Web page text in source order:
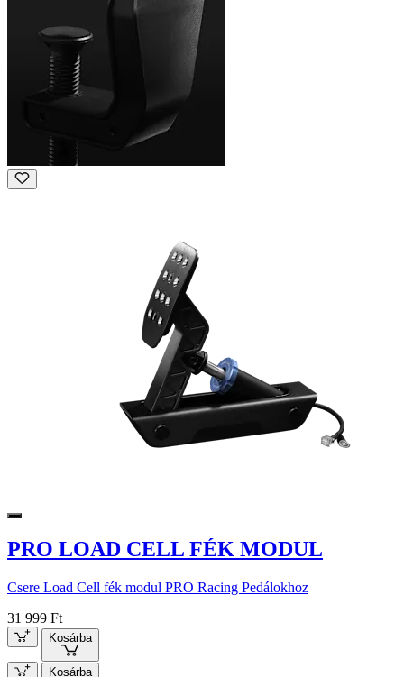
PRO LOAD CELL FÉK MODUL
Csere Load Cell fék modul PRO Racing Pedálokhoz
31 999 Ft
Kosárba
Kosárba